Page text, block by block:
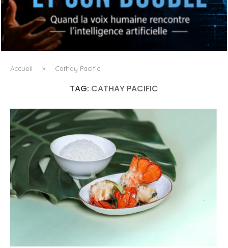
OPÉRA X IA : L’ORIGINAL ET SON DOUBLE
Accueil » Cathay Pacific
TAG: CATHAY PACIFIC